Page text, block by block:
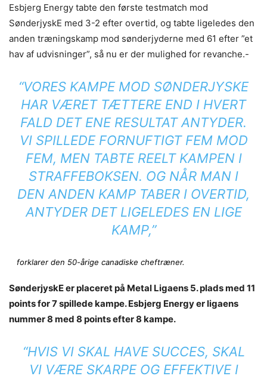
Esbjerg Energy tabte den første testmatch mod
SønderjyskE med 3-2 efter overtid, og tabte ligeledes den
anden træningskamp mod sønderjyderne med 61 efter ”et
hav af udvisninger”, så nu er der mulighed for revanche.-
“VORES KAMPE MOD SØNDERJYSKE
HAR VÆRET TÆTTERE END I HVERT
FALD DET ENE RESULTAT ANTYDER.
VI SPILLEDE FORNUFTIGT FEM MOD
FEM, MEN TABTE REELT KAMPEN I
STRAFFEBOKSEN. OG NÅR MAN I
DEN ANDEN KAMP TABER I OVERTID,
ANTYDER DET LIGELEDES EN LIGE
KAMP,”
forklarer den 50-årige canadiske cheftræner.
SønderjyskE er placeret på Metal Ligaens 5. plads med 11
points for 7 spillede kampe. Esbjerg Energy er ligaens
nummer 8 med 8 points efter 8 kampe.
“HVIS VI SKAL HAVE SUCCES, SKAL
VI VÆRE SKARPE OG EFFEKTIVE I